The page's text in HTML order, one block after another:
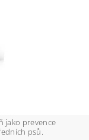
jako prevence
psů.